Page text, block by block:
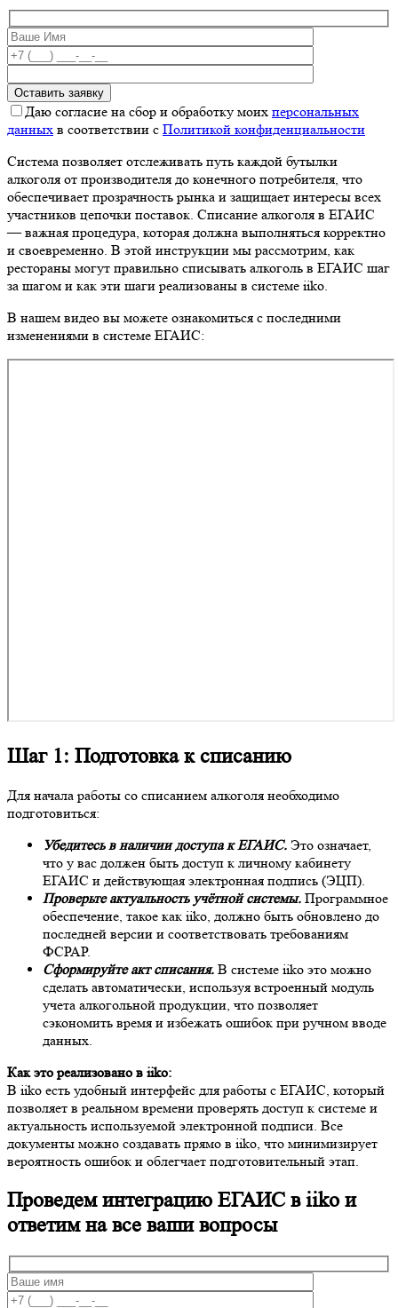
Даю согласие на сбор и обработку моих персональных
данных в соответствии с Политикой конфиденциальности
Система позволяет отслеживать путь каждой бутылки
алкоголя от производителя до конечного потребителя, что
обеспечивает прозрачность рынка и защищает интересы всех
участников цепочки поставок. Списание алкоголя в ЕГАИС
— важная процедура, которая должна выполняться корректно
и своевременно. В этой инструкции мы рассмотрим, как
рестораны могут правильно списывать алкоголь в ЕГАИС шаг
за шагом и как эти шаги реализованы в системе iiko.
В нашем видео вы можете ознакомиться с последними
изменениями в системе ЕГАИС:
Шаг 1: Подготовка к списанию
Для начала работы со списанием алкоголя необходимо
подготовиться:
Убедитесь в наличии доступа к ЕГАИС. Это означает,
что у вас должен быть доступ к личному кабинету
ЕГАИС и действующая электронная подпись (ЭЦП).
Проверьте актуальность учётной системы. Программное
обеспечение, такое как iiko, должно быть обновлено до
последней версии и соответствовать требованиям
ФСРАР.
Сформируйте акт списания. В системе iiko это можно
сделать автоматически, используя встроенный модуль
учета алкогольной продукции, что позволяет
сэкономить время и избежать ошибок при ручном вводе
данных.
Как это реализовано в iiko:
В iiko есть удобный интерфейс для работы с ЕГАИС, который
позволяет в реальном времени проверять доступ к системе и
актуальность используемой электронной подписи. Все
документы можно создавать прямо в iiko, что минимизирует
вероятность ошибок и облегчает подготовительный этап.
Проведем интеграцию ЕГАИС в iiko и
ответим на все ваши вопросы